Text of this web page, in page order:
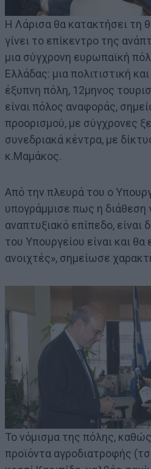
Η Λάρισα θα κατακτήσει τη
γίνει το επίκεντρο της
μια σύγχρονη ευρωπαϊκή
Ελλάδας: μια πολιτιστική
έξυπνη πόλη, 12μηνος
είναι πόλος αναφοράς,
προορισμού, με σύγχρονες
συνεδριακά κέντρα, με
κ.Μαμάκος.
Από την πλευρά του ο
υπογράμμισε πως η διάθεση
αναπτυξιακό επίπεδο, είναι
του Υπουργείου είναι και θα
ανοιχτές», σημείωσε
Το νόμισμα της πόλης,
προϊόντα αγροδιατροφής